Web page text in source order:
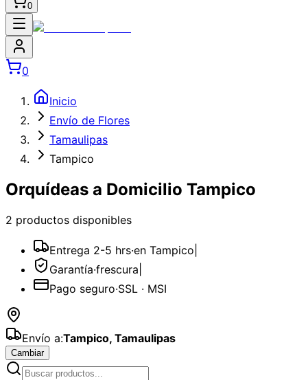
0
0
Inicio
Envío de Flores
Tamaulipas
Tampico
Orquídeas a Domicilio Tampico
2 productos disponibles
Entrega 2-5 hrs·en Tampico
Garantía·frescura
Pago seguro·SSL · MSI
Envío a:Tampico, Tamaulipas
Cambiar
Catálogo deOrquídeas